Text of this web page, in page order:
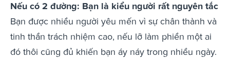
Nếu có 2 đường: Bạn là kiểu người rất nguyên tắc
Bạn được nhiều người yêu mến vì sự chân thành và
tinh thần trách nhiệm cao, nếu lỡ làm phiền một ai
đó thôi cũng đủ khiến bạn áy náy trong nhiều ngày.